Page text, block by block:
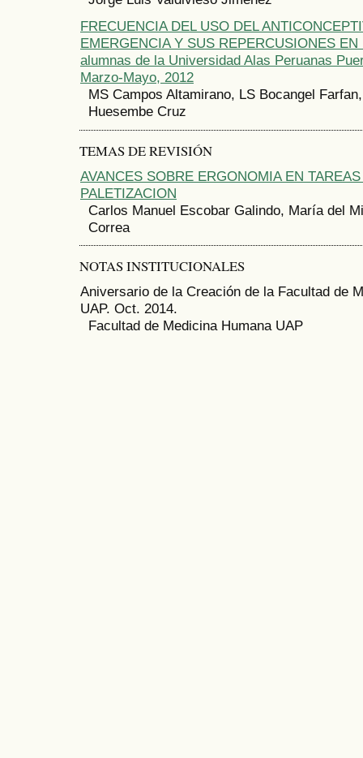
FRECUENCIA DEL USO DEL
EMERGENCIA Y SUS REPERCUSIONES
alumnas de la Universidad Alas Peruanas
Marzo-Mayo, 2012
MS Campos Altamirano, LS Bocangel
Huesembe Cruz
TEMAS DE REVISIÓN
AVANCES SOBRE ERGONOMIA EN
PALETIZACION
Carlos Manuel Escobar Galindo, María del
Correa
NOTAS INSTITUCIONALES
Aniversario de la Creación de la Facultad de
UAP. Oct. 2014.
Facultad de Medicina Humana UAP